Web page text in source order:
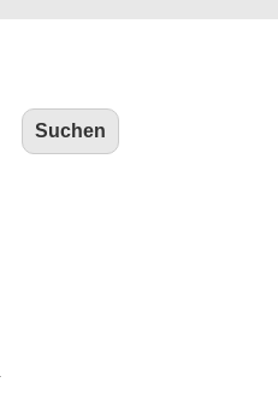
Suchen